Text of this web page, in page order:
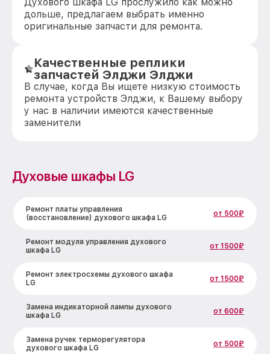
дольше, предлагаем выбрать именно
оригинальные запчасти для ремонта.
Качественные реплики
запчастей Элджи Элджи
В случае, когда Вы ищете низкую стоимость
ремонта устройств Элджи, к Вашему выбору
у нас в наличии имеются качественные
заменители
Духовые шкафы LG
Ремонт платы управления
(восстановление) духового шкафа LG
от 500₽
Ремонт модуля управления духового
шкафа LG
от 1500₽
Ремонт электросхемы духового шкафа
LG
от 1500₽
Замена индикаторной лампы духового
шкафа LG
от 600₽
Замена ручек терморегулятора
духового шкафа LG
от 500₽